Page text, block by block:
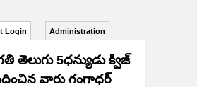
Login Administration
తెలుగు 5ధన్యుడు క్విజ్
వారు గంగాధర్